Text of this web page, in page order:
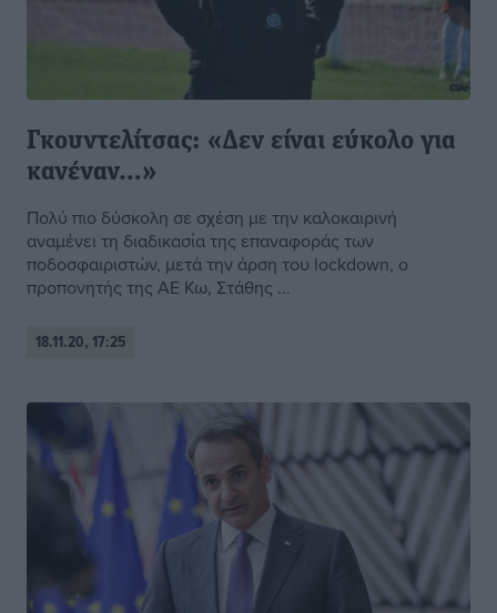
Γκουντελίτσας: «Δεν είναι εύκολο για
κανέναν…»
Πολύ πιο δύσκολη σε σχέση με την καλοκαιρινή
αναμένει τη διαδικασία της επαναφοράς των
ποδοσφαιριστών, μετά την άρση του lockdown, ο
προπονητής της ΑΕ Κω, Στάθης ...
18.11.20, 17:25